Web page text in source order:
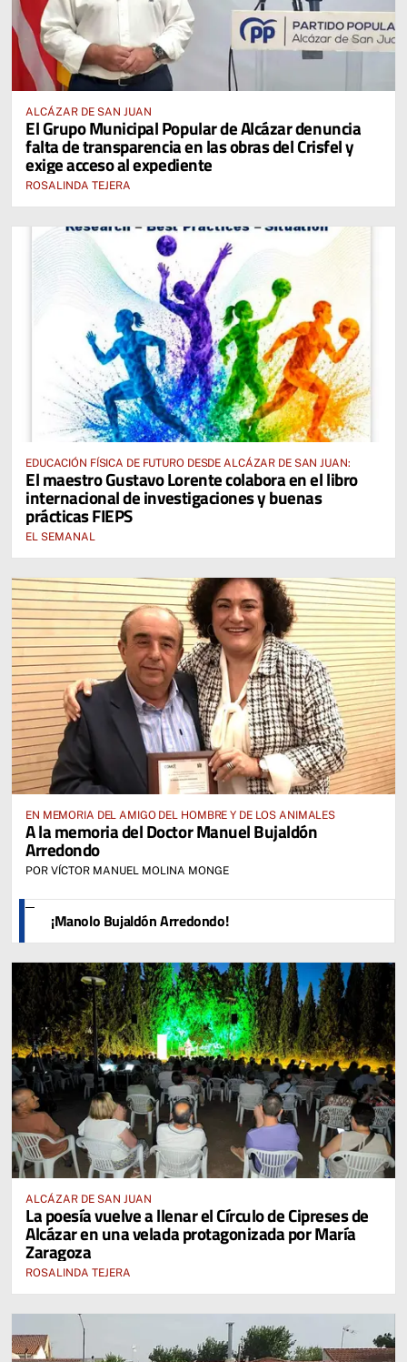
ALCÁZAR DE SAN JUAN
El Grupo Municipal Popular de Alcázar denuncia
falta de transparencia en las obras del Crisfel y
exige acceso al expediente
ROSALINDA TEJERA
EDUCACIÓN FÍSICA DE FUTURO DESDE ALCÁZAR DE SAN JUAN:
El maestro Gustavo Lorente colabora en el libro
internacional de investigaciones y buenas
prácticas FIEPS
EL SEMANAL
EN MEMORIA DEL AMIGO DEL HOMBRE Y DE LOS ANIMALES
A la memoria del Doctor Manuel Bujaldón
Arredondo
POR VÍCTOR MANUEL MOLINA MONGE
¡Manolo Bujaldón Arredondo!
ALCÁZAR DE SAN JUAN
La poesía vuelve a llenar el Círculo de Cipreses de
Alcázar en una velada protagonizada por María
Zaragoza
ROSALINDA TEJERA